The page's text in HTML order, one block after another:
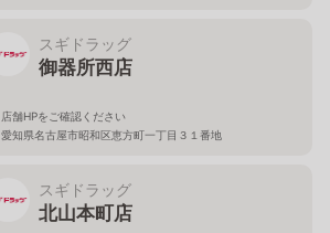
スギドラッグ
御器所西店
店舗HPをご確認ください
愛知県名古屋市昭和区恵方町一丁目３１番地
スギドラッグ
北山本町店